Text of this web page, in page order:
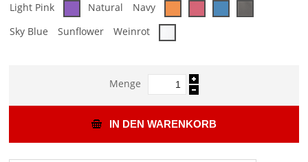
Light Pink
Natural
Navy
Sky Blue
Sunflower Weinrot
Menge
IN DEN WARENKORB